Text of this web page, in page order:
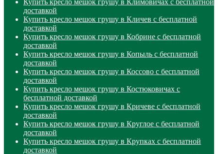
Купить кресло мешок грушу в Климовичах с бесплатной
доставкой
Купить кресло мешок грушу в Кличев с бесплатной
доставкой
Купить кресло мешок грушу в Кобрине с бесплатной
доставкой
Купить кресло мешок грушу в Копыль с бесплатной
доставкой
Купить кресло мешок грушу в Коссово с бесплатной
доставкой
Купить кресло мешок грушу в Костюковичах с
бесплатной доставкой
Купить кресло мешок грушу в Кричеве с бесплатной
доставкой
Купить кресло мешок грушу в Круглое с бесплатной
доставкой
Купить кресло мешок грушу в Крупках с бесплатной
доставкой